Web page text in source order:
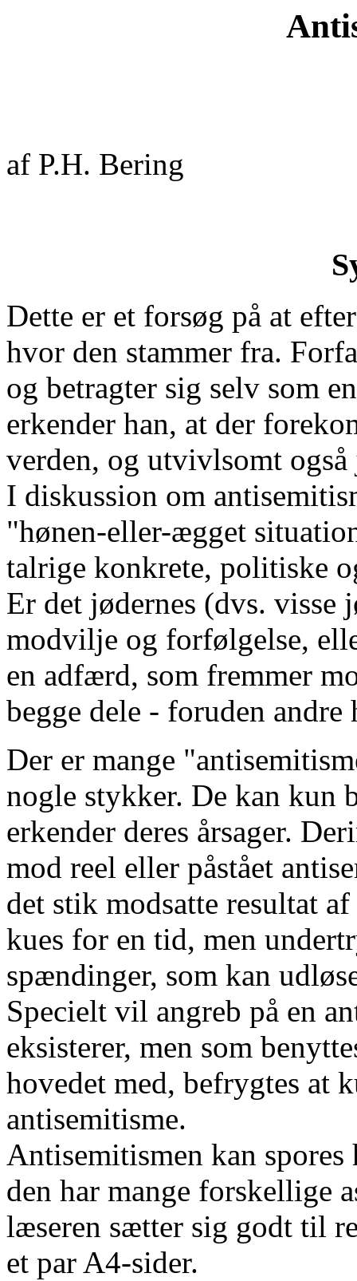
af P.H. Bering
Dette er et forsøg på at
hvor den stammer fra.
og betragter sig selv som
erkender han, at der
verden, og utvivlsomt også
I diskussion om
"hønen-eller-ægget
talrige konkrete, politiske
Er det jødernes (dvs. visse
modvilje og forfølgelse,
en adfærd, som fremmer
begge dele - foruden
Der er mange
nogle stykker. De kan kun
erkender deres årsager.
mod reel eller påstået
det stik modsatte resultat
kues for en tid, men
spændinger, som kan
Specielt vil angreb på en
eksisterer, men som
hovedet med, befrygtes at
antisemitisme.
Antisemitismen kan
den har mange forskellige
læseren sætter sig godt til
et par A4-sider.